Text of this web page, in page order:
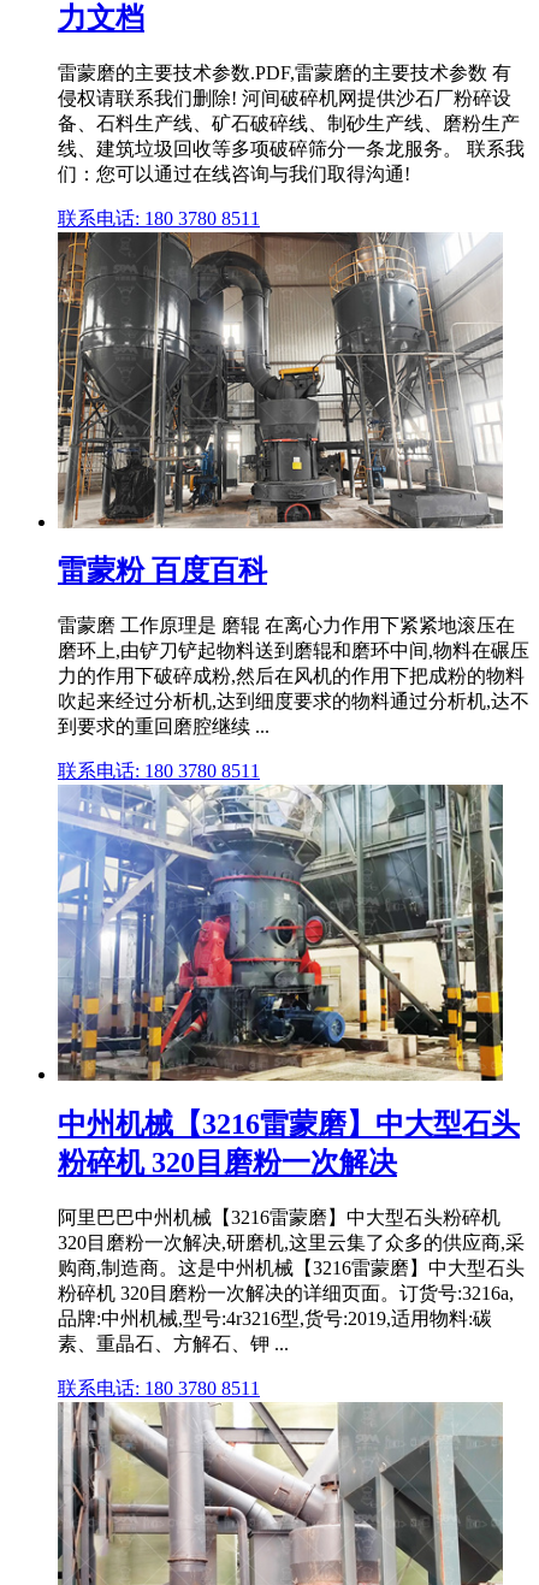
力文档
雷蒙磨的主要技术参数.PDF,雷蒙磨的主要技术参数 有
侵权请联系我们删除! 河间破碎机网提供沙石厂粉碎设
备、石料生产线、矿石破碎线、制砂生产线、磨粉生产
线、建筑垃圾回收等多项破碎筛分一条龙服务。 联系我
们：您可以通过在线咨询与我们取得沟通!
联系电话: 180 3780 8511
雷蒙粉 百度百科
雷蒙磨 工作原理是 磨辊 在离心力作用下紧紧地滚压在
磨环上,由铲刀铲起物料送到磨辊和磨环中间,物料在碾压
力的作用下破碎成粉,然后在风机的作用下把成粉的物料
吹起来经过分析机,达到细度要求的物料通过分析机,达不
到要求的重回磨腔继续 ...
联系电话: 180 3780 8511
中州机械【3216雷蒙磨】中大型石头
粉碎机 320目磨粉一次解决
阿里巴巴中州机械【3216雷蒙磨】中大型石头粉碎机
320目磨粉一次解决,研磨机,这里云集了众多的供应商,采
购商,制造商。这是中州机械【3216雷蒙磨】中大型石头
粉碎机 320目磨粉一次解决的详细页面。订货号:3216a,
品牌:中州机械,型号:4r3216型,货号:2019,适用物料:碳
素、重晶石、方解石、钾 ...
联系电话: 180 3780 8511